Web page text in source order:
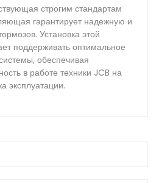
строгим стандартам
гарантирует надежную и
Установка этой
поддерживать оптимальное
обеспечивая
в работе техники JCB на
эксплуатации.